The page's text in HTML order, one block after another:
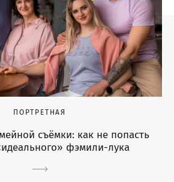
ПОРТРЕТНАЯ
съёмки: как не попасть
фэмили-лука